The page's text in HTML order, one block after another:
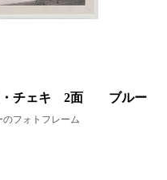
・チェキ 2面 ブルー
フォトフレーム